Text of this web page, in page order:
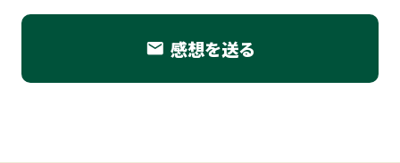
email 感想を送る